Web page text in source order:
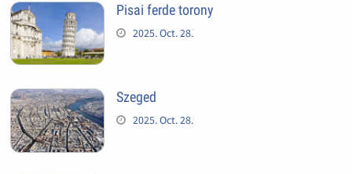
Pisai ferde torony
2025. Oct. 28.
Szeged
2025. Oct. 28.